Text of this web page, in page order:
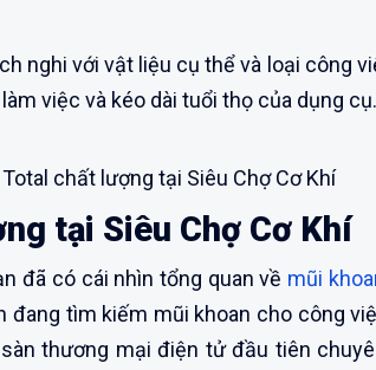
nghi với vật liệu cụ thể và loại công
việc và kéo dài tuổi thọ của dụng cụ.
chất lượng tại Siêu Chợ Cơ Khí
tại Siêu Chợ Cơ Khí
đã có cái nhìn tổng quan về mũi
đang tìm kiếm mũi khoan cho công
thương mại điện tử đầu tiên